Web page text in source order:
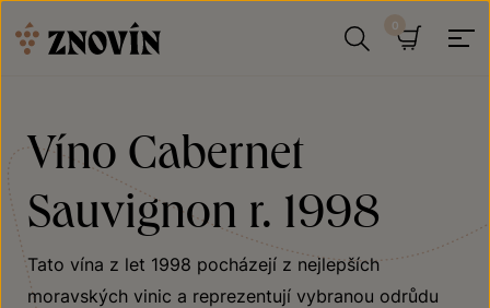
Víno Cabernet
Sauvignon r. 1998
Tato vína z let 1998 pocházejí z nejlepších
moravských vinic a reprezentují vybranou odrůdu